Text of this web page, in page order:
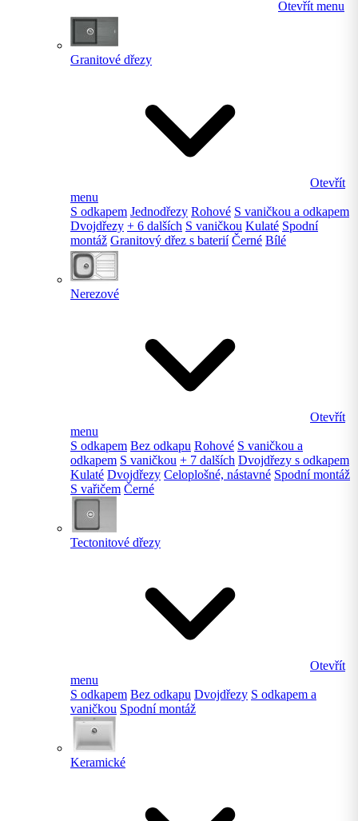
Otevřít menu
Granitové dřezy
Otevřít
menu
S odkapem Jednodřezy Rohové S vaničkou a odkapem
Dvojdřezy + 6 dalších S vaničkou Kulaté Spodní
montáž Granitový dřez s baterií Černé Bílé
Nerezové
Otevřít
menu
S odkapem Bez odkapu Rohové S vaničkou a
odkapem S vaničkou + 7 dalších Dvojdřezy s odkapem
Kulaté Dvojdřezy Celoplošné, nástavné Spodní montáž
S vařičem Černé
Tectonitové dřezy
Otevřít
menu
S odkapem Bez odkapu Dvojdřezy S odkapem a
vaničkou Spodní montáž
Keramické